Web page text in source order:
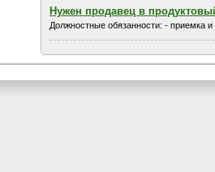
Нужен продавец в
Должностные обязанности: - приемка